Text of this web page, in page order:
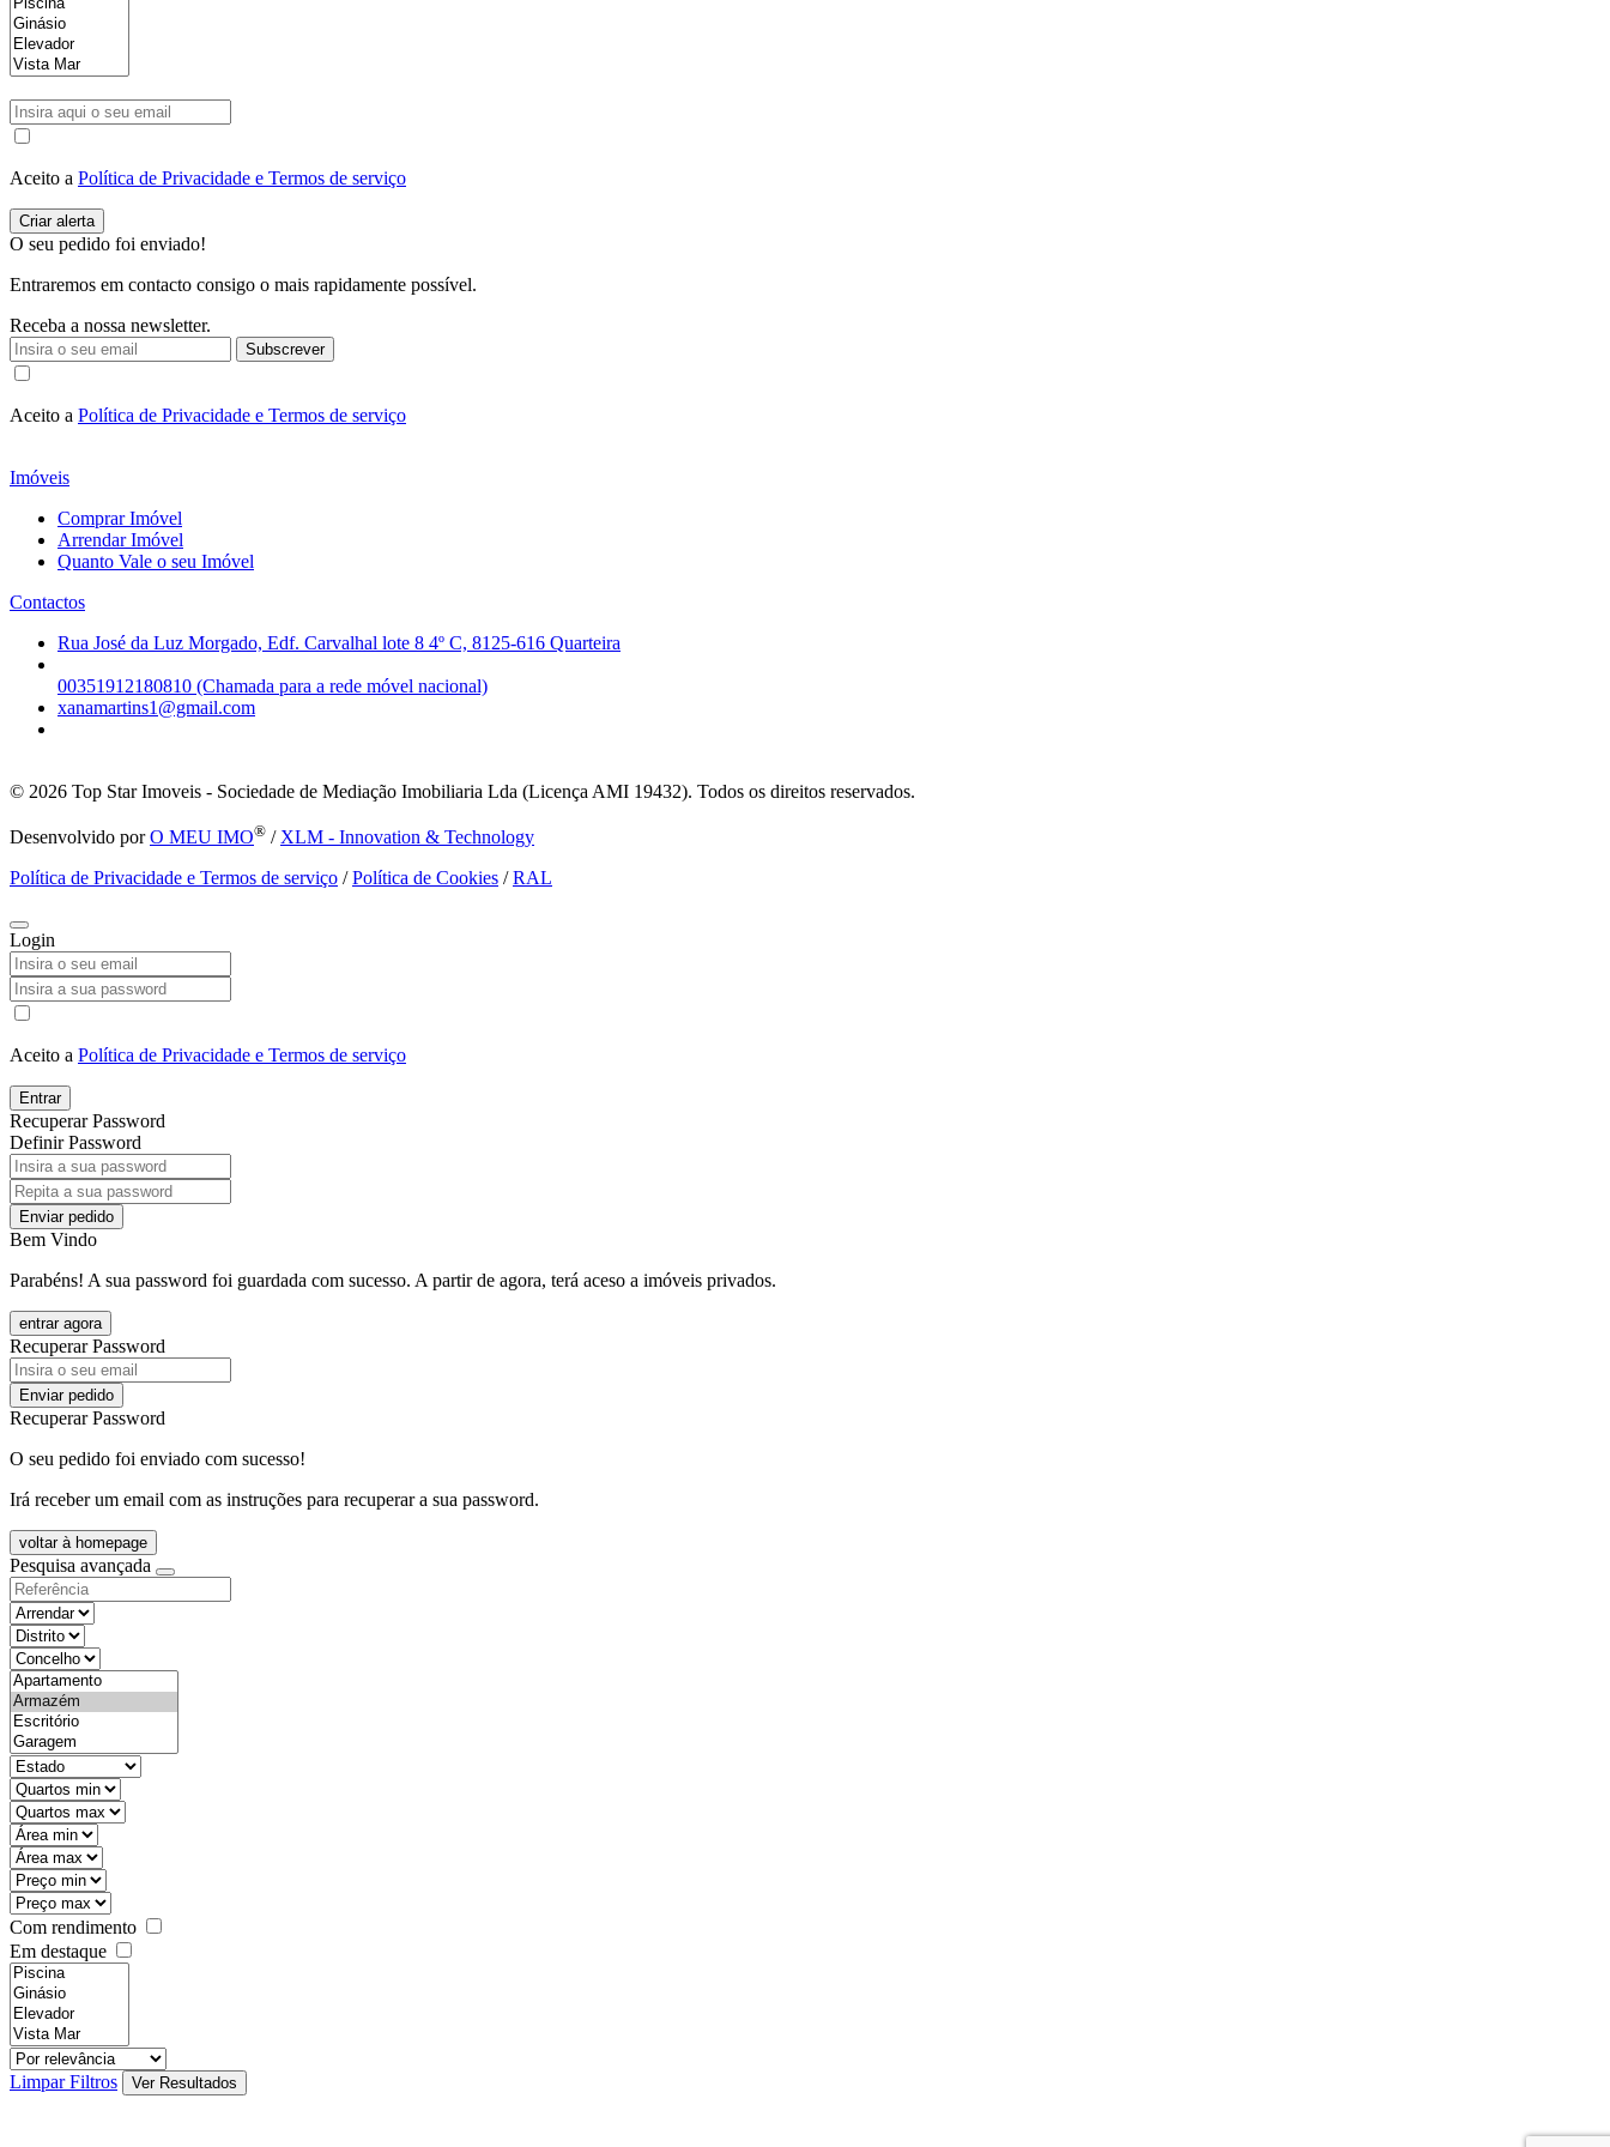
Aceito a Política de Privacidade e Termos de serviço
O seu pedido foi enviado!
Entraremos em contacto consigo o mais rapidamente possível.
Receba a nossa newsletter.
Subscrever
Aceito a Política de Privacidade e Termos de serviço
Imóveis
Comprar Imóvel
Arrendar Imóvel
Quanto Vale o seu Imóvel
Contactos
Rua José da Luz Morgado, Edf. Carvalhal lote 8 4º C, 8125-616 Quarteira
00351912180810 (Chamada para a rede móvel nacional)
xanamartins1@gmail.com
© 2026 Top Star Imoveis - Sociedade de Mediação Imobiliaria Lda (Licença AMI 19432). Todos os direitos reservados.
Desenvolvido porO MEU IMO® / XLM - Innovation & Technology
Política de Privacidade e Termos de serviço /Política de Cookies /RAL
Login
Aceito a Política de Privacidade e Termos de serviço
Entrar
Recuperar Password
Definir Password
Enviar pedido
Bem Vindo
Parabéns! A sua password foi guardada com sucesso. A partir de agora, terá aceso a imóveis privados.
entrar agora
Recuperar Password
Enviar pedido
Recuperar Password
O seu pedido foi enviado com sucesso!
Irá receber um email com as instruções para recuperar a sua password.
voltar à homepage
Pesquisa avançada
objective
districtId
countyId
types
state
mintypo
maxtypo
minarea
maxarea
minprice
maxprice
Com rendimento
Em destaque
features
realestateOrder
Limpar Filtros
Ver Resultados